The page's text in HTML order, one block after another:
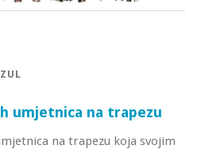
umjetnica na trapezu
na trapezu koja svojim